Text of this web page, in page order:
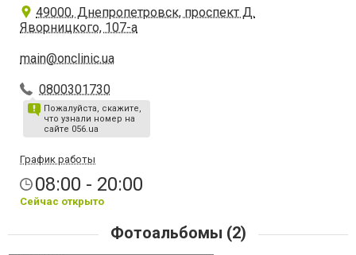
49000, Днепропетровск, проспект Д.
Яворницкого, 107-а
main@onclinic.ua
0800301730
Пожалуйста, скажите,
что узнали номер на
сайте 056.ua
График работы
08:00 - 20:00
Сейчас открыто
Фотоальбомы (2)